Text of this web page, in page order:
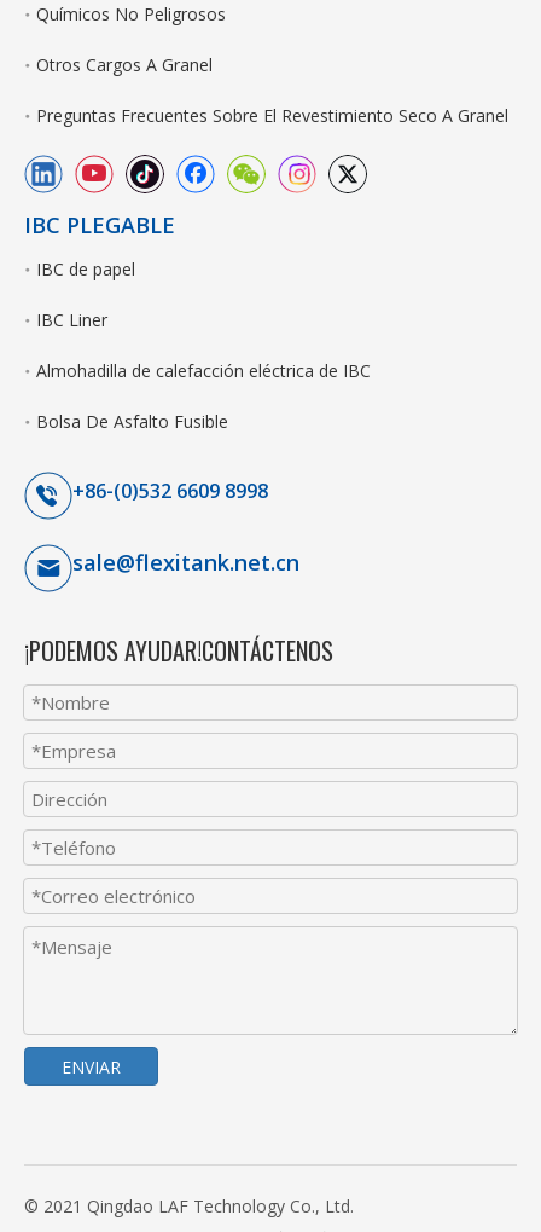
Químicos No Peligrosos
Otros Cargos A Granel
Preguntas Frecuentes Sobre El Revestimiento Seco A Granel
IBC PLEGABLE
IBC de papel
IBC Liner
Almohadilla de calefacción eléctrica de IBC
Bolsa De Asfalto Fusible
+86-(0)532 6609 8998
sale@flexitank.net.cn
¡PODEMOS AYUDAR!CONTÁCTENOS
ENVIAR
© 2021 Qingdao LAF Technology Co., Ltd.